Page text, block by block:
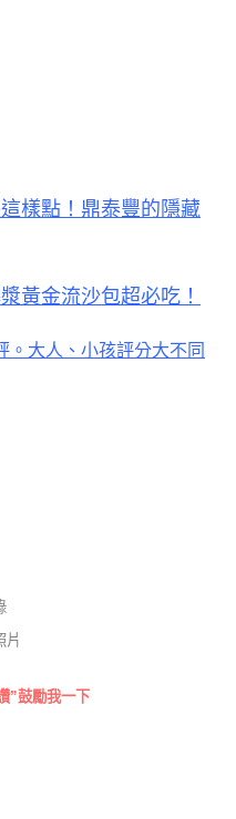
樣點！鼎泰豐的隱藏
黃金流沙包超必吃！
大人、小孩評分大不同
片
”鼓勵我一下